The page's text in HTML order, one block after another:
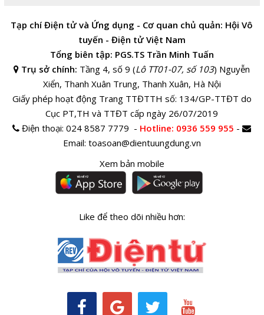
Tạp chí Điện tử và Ứng dụng - Cơ quan chủ quản: Hội Vô
tuyến - Điện tử Việt Nam
Tổng biên tập: PGS.TS Trần Minh Tuấn
Trụ sở chính: Tầng 4, số 9 (Lô TT01-07, số 103) Nguyễn
Xiển, Thanh Xuân Trung, Thanh Xuân, Hà Nội
Giấy phép hoạt động Trang TTĐTTH số: 134/GP-TTĐT do
Cục PT,TH và TTĐT cấp ngày 26/07/2019
Điện thoại:024 8587 7779 - Hotline: 0936 559 955 -
Email: toasoan@dientuungdung.vn
Xem bản mobile
Like để theo dõi nhiều hơn: